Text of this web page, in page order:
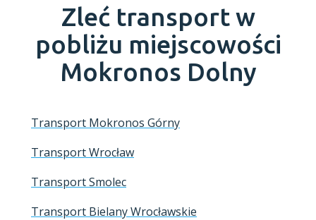
Zleć transport w
pobliżu miejscowości
Mokronos Dolny
Transport Mokronos Górny
Transport Wrocław
Transport Smolec
Transport Bielany Wrocławskie